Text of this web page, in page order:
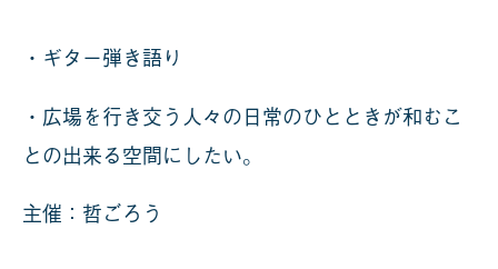
・ギター弾き語り
・広場を行き交う人々の日常のひとときが和むこ
との出来る空間にしたい。
主催：哲ごろう